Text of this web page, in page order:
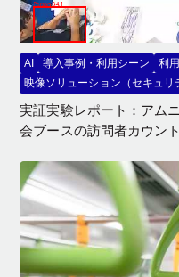
AI 導入事例・利用シーン
利
映像ソリューション（セキュリ
実証実験レポート：アム
会ブースの訪問者カウン